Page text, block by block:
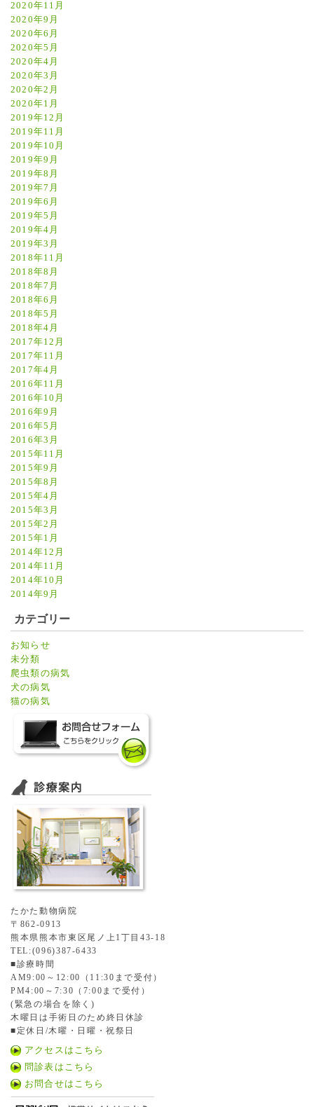
2020年11月
2020年9月
2020年6月
2020年5月
2020年4月
2020年3月
2020年2月
2020年1月
2019年12月
2019年11月
2019年10月
2019年9月
2019年8月
2019年7月
2019年6月
2019年5月
2019年4月
2019年3月
2018年11月
2018年8月
2018年7月
2018年6月
2018年5月
2018年4月
2017年12月
2017年11月
2017年4月
2016年11月
2016年10月
2016年9月
2016年5月
2016年3月
2015年11月
2015年9月
2015年8月
2015年4月
2015年3月
2015年2月
2015年1月
2014年12月
2014年11月
2014年10月
2014年9月
カテゴリー
お知らせ
未分類
爬虫類の病気
犬の病気
猫の病気
たかた動物病院
〒862-0913
熊本県熊本市東区尾ノ上1丁目43-18
TEL:(096)387-6433
■診療時間
AM9:00～12:00（11:30まで受付）
PM4:00～7:30（7:00まで受付）
(緊急の場合を除く)
木曜日は手術日のため終日休診
■定休日/木曜・日曜・祝祭日
アクセスはこちら
問診表はこちら
お問合せはこちら